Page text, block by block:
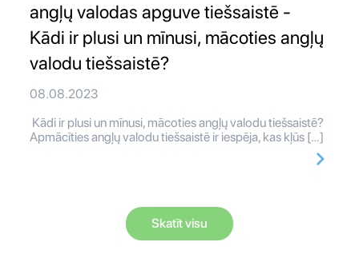
angļų valodas apguve tiešsaistē -
Kādi ir plusi un mīnusi, mācoties angļų
valodu tiešsaistē?
08.08.2023
Kādi ir plusi un mīnusi, mācoties angļų valodu tiešsaistē?
Apmācīties angļų valodu tiešsaistē ir iespēja, kas kļūs […]
Skatīt visu